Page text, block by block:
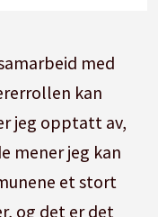
av
med
for at det
kommunene
for
med
kan
jeg opptatt av,
mener jeg kan
et stort
og det er det